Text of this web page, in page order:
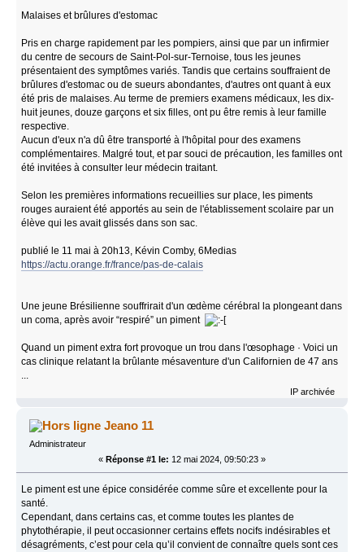
Malaises et brûlures d'estomac
Pris en charge rapidement par les pompiers, ainsi que par un infirmier
du centre de secours de Saint-Pol-sur-Ternoise, tous les jeunes
présentaient des symptômes variés. Tandis que certains souffraient de
brûlures d'estomac ou de sueurs abondantes, d'autres ont quant à eux
été pris de malaises. Au terme de premiers examens médicaux, les dix-
huit jeunes, douze garçons et six filles, ont pu être remis à leur famille
respective.
Aucun d'eux n'a dû être transporté à l'hôpital pour des examens
complémentaires. Malgré tout, et par souci de précaution, les familles ont
été invitées à consulter leur médecin traitant.
Selon les premières informations recueillies sur place, les piments
rouges auraient été apportés au sein de l'établissement scolaire par un
élève qui les avait glissés dans son sac.
publié le 11 mai à 20h13, Kévin Comby, 6Medias
https://actu.orange.fr/france/pas-de-calais
Une jeune Brésilienne souffrirait d'un œdème cérébral la plongeant dans
un coma, après avoir “respiré” un piment
Quand un piment extra fort provoque un trou dans l'œsophage · Voici un
cas clinique relatant la brûlante mésaventure d'un Californien de 47 ans
...
IP archivée
Jeano 11
Administrateur
« Réponse #1 le: 12 mai 2024, 09:50:23 »
Le piment est une épice considérée comme sûre et excellente pour la
santé.
Cependant, dans certains cas, et comme toutes les plantes de
phytothérapie, il peut occasionner certains effets nocifs indésirables et
désagréments, c’est pour cela qu’il convient de connaître quels sont ces